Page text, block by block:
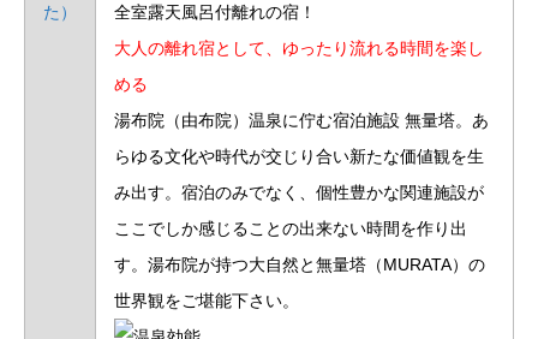
全室露天風呂付離れの宿！
大人の離れ宿として、ゆったり流れる時間を楽し
める
湯布院（由布院）温泉に佇む宿泊施設 無量塔。あ
らゆる文化や時代が交じり合い新たな価値観を生
み出す。宿泊のみでなく、個性豊かな関連施設が
ここでしか感じることの出来ない時間を作り出
す。湯布院が持つ大自然と無量塔（MURATA）の
世界観をご堪能下さい。